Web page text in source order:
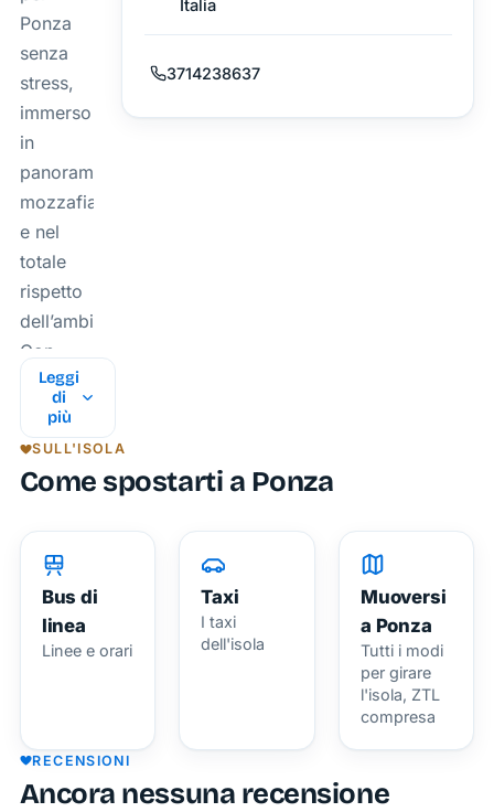
Ponza
senza
stress,
immerso
in
panorami
mozzafiato
e nel
totale
rispetto
dell’ambiente?
Con
Luna
Noleggio,
potrai
muoverti
sull’isola
in modo
sostenibile
piacevole,
grazie
scelta di
scooter
e bici a
Leggi
di
più
Italia
3714238637
SULL'ISOLA
Come spostarti a Ponza
Bus di
linea
Linee e orari
Taxi
I taxi
dell'isola
Muoversi
a Ponza
Tutti i modi
per girare
l'isola, ZTL
compresa
RECENSIONI
Ancora nessuna recensione